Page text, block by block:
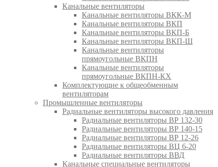
Канальные вентиляторы
Канальные вентиляторы ВКК-М
Канальные вентиляторы ВКП
Канальные вентиляторы ВКП-Б
Канальные вентиляторы ВКП-Ш
Канальные вентиляторы
прямоугольные ВКПН
Канальные вентиляторы
прямоугольные ВКПН-КХ
Комплектующие к общеобменным
вентиляторам
Промышленные вентиляторы
Радиальные вентиляторы высокого давления
Радиальные вентиляторы ВР 132-30
Радиальные вентиляторы ВР 140-15
Радиальные вентиляторы ВР 12-26
Радиальные вентиляторы ВЦ 6-20
Радиальные вентиляторы ВВД
Канальные специальные вентиляторы